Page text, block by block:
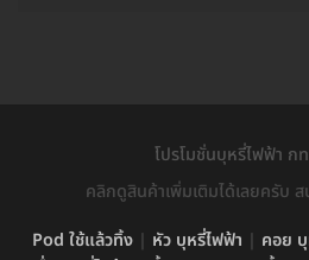
โปรโมชั่นบุหรี่ไฟฟ้า ก
คลิกดูสินค้าเพิ่มเติมได้เลยครับ
Pod ใช้แล้วทิ้ง | หัว บุหรี่ไฟฟ้า | คอย